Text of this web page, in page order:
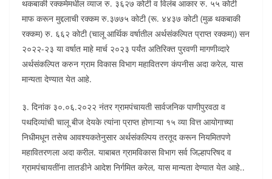
थकबाकी रक्कमेमधील व्याज रु. ३६२७ कोटी व विलंब आकार रु. ५५ कोटी
माफ करून मुद्दलाची रक्कम रु.३७७५ कोटी (रू. ४४३७ कोटी (मुळ थकबाकी
रक्कम) रु. ६६२ कोटी (चालू आर्थिक वर्षातील अर्थसंकल्पित प्राप्त रक्कम)) सन
२०२२-२३ या वर्षात माहे मार्च २०२३ पर्यंत अतिरिक्त पुरवणी मागणीव्दारे
अर्थसंकल्पित करुन ग्राम विकास विभाग महावितरण कंपनीस अदा करेल, यास
मान्यता देण्यात येत आहे.
३. दिनांक ३०.०६.२०२२ नंतर ग्रामपंचायती सार्वजनिक पाणीपुरवठा व
पथदिव्यांची चालू बीज देयके त्यांना प्राप्त होणाऱ्या १५ व्या वित्त आयोगाच्या
निधीमधून तसेच आवश्यकतेनुसार अर्थसंकल्पिय तरतूद करून नियमितपणे
महावितरणला अदा करील. याबाबत ग्रामविकास विभाग सर्व जिल्हापरिषद व
ग्रामपंचायतींना तातडीने आदेश निर्गमित करेल, यास मान्यता देण्यात येत आहे..